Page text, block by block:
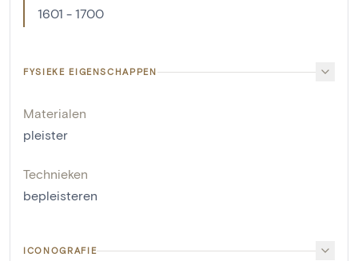
1601 - 1700
FYSIEKE EIGENSCHAPPEN
Materialen
pleister
Technieken
bepleisteren
ICONOGRAFIE